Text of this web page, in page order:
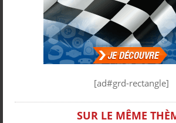
[ad#grd-rectangle]
SUR LE MÊME